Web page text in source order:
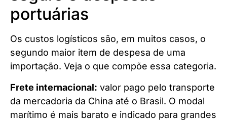
portuárias
Os custos logísticos são, em muitos casos, o
segundo maior item de despesa de uma
importação. Veja o que compõe essa categoria.
Frete internacional: valor pago pelo transporte
da mercadoria da China até o Brasil. O modal
marítimo é mais barato e indicado para grandes